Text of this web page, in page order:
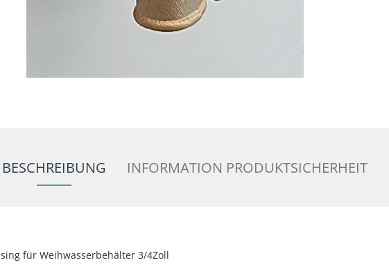
BESCHREIBUNG INFORMATION PRODUKTSICHERHEIT
für Weihwasserbehälter 3/4Zoll